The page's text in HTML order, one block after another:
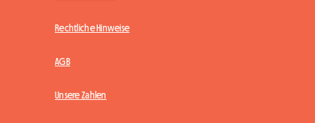
Rechtliche Hinweise
AGB
Unsere Zahlen